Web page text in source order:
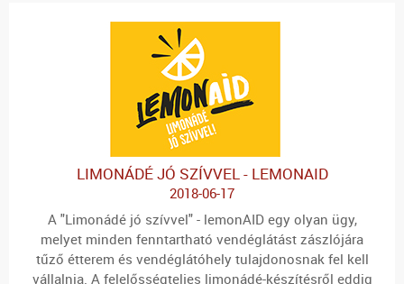
LIMONÁDÉ JÓ SZÍVVEL - LEMONAID
2018-06-17
A "Limonádé jó szívvel" - lemonAID egy olyan ügy,
melyet minden fenntartható vendéglátást zászlójára
tűző étterem és vendéglátóhely tulajdonosnak fel kell
vállalnia. A felelősségteljes limonádé-készítésről eddig